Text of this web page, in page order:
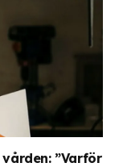
”Varför